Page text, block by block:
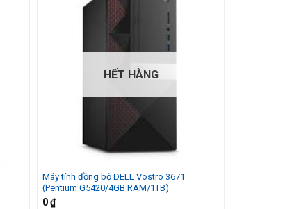
HẾT HÀNG
Máy tính đồng bộ DELL Vostro 3671
(Pentium G5420/4GB RAM/1TB)
0₫